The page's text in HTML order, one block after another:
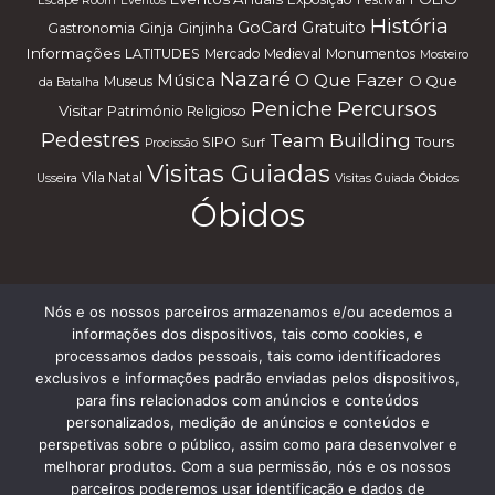
Gastronomia Ginja Ginjinha GoCard Gratuito História
Informações LATITUDES Mercado Medieval Monumentos Mosteiro
da Batalha Museus Música Nazaré O Que Fazer O Que
Visitar Património Religioso Peniche Percursos
Pedestres Procissão SIPO Surf Team Building Tours
Usseira Vila Natal Visitas Guiadas Visitas Guiada Óbidos
Óbidos
Subscreve a nossa Newsletter
Nós e os nossos parceiros armazenamos e/ou acedemos a
informações dos dispositivos, tais como cookies, e
processamos dados pessoais, tais como identificadores
exclusivos e informações padrão enviadas pelos dispositivos,
para fins relacionados com anúncios e conteúdos
personalizados, medição de anúncios e conteúdos e
perspetivas sobre o público, assim como para desenvolver e
melhorar produtos. Com a sua permissão, nós e os nossos
parceiros poderemos usar identificação e dados de